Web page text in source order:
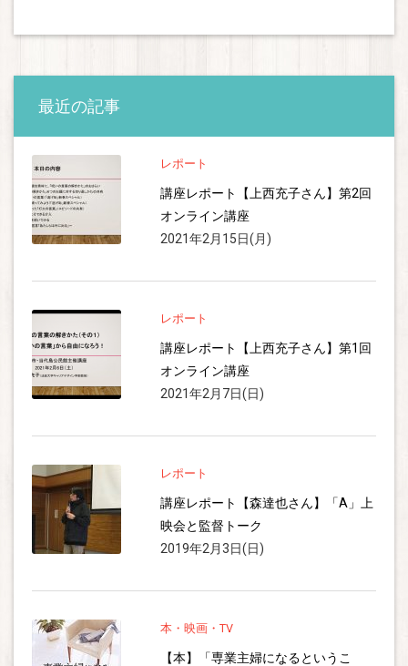
最近の記事
レポート
講座レポート【上西充子さん】第2回
オンライン講座
2021年2月15日(月)
レポート
講座レポート【上西充子さん】第1回
オンライン講座
2021年2月7日(日)
レポート
講座レポート【森達也さん】「A」上
映会と監督トーク
2019年2月3日(日)
本・映画・TV
【本】「専業主婦になるというこ